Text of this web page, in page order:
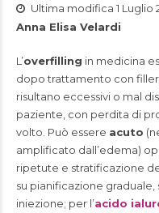
Ultima modifica 1 Luglio
Anna Elisa Velardi
L’overfilling in medicina
dopo trattamento con
risultano eccessivi o mal
paziente, con perdita di
volto. Può essere acuto
amplificato dall’edema)
ripetute e stratificazione
su pianificazione
iniezione; per l’acido